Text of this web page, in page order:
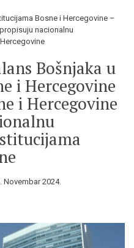
Bosne i Hercegovine –
nacionalnu
Bošnjaka u
i Hercegovine
i Hercegovine
Novembar 2024.